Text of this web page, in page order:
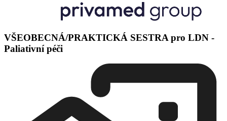
VŠEOBECNÁ/PRAKTICKÁ SESTRA pro LDN -
Paliativní péči